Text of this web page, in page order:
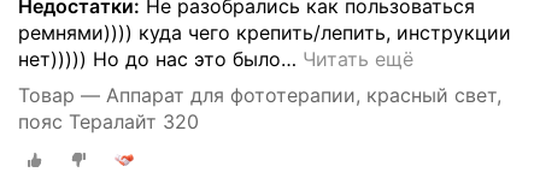
Недостатки: Не разобрались как пользоваться
ремнями)))) куда чего крепить/лепить, инструкции
нет))))) Но до нас это было… Читать ещё
Товар — Аппарат для фототерапии, красный свет,
пояс Тералайт 320